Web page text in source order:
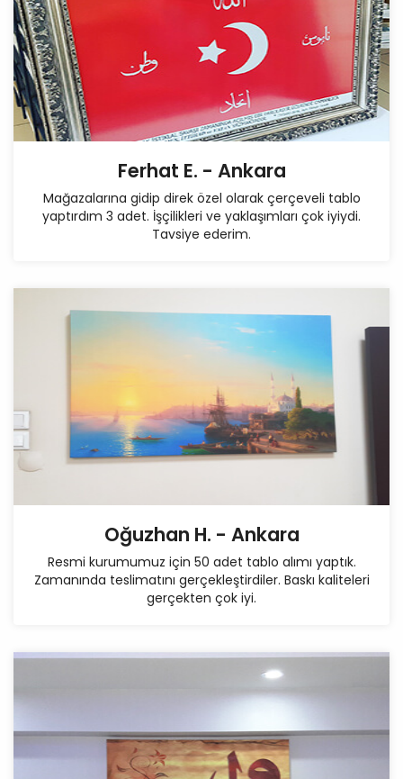
Ferhat E. - Ankara
Mağazalarına gidip direk özel olarak çerçeveli tablo
yaptırdım 3 adet. İşçilikleri ve yaklaşımları çok iyiydi.
Tavsiye ederim.
Oğuzhan H. - Ankara
Resmi kurumumuz için 50 adet tablo alımı yaptık.
Zamanında teslimatını gerçekleştirdiler. Baskı kaliteleri
gerçekten çok iyi.